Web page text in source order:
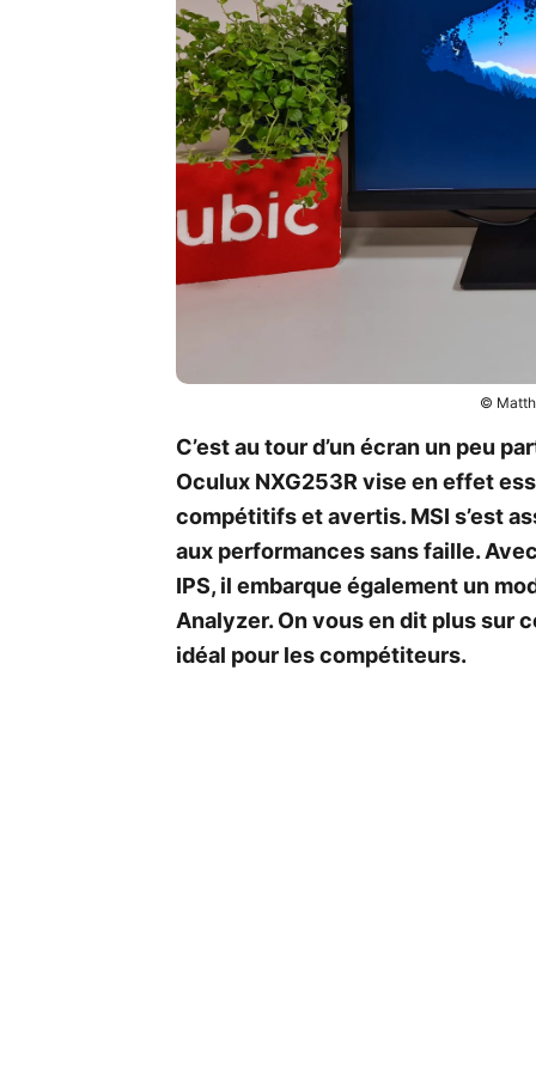
©
C’est au tour d’un écran un peu
Oculux NXG253R vise en effet
compétitifs et avertis. MSI s’est
aux performances sans faille.
IPS, il embarque également un
Analyzer. On vous en dit plus sur
idéal pour les compétiteurs.